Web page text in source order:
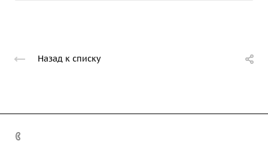
Назад к списку